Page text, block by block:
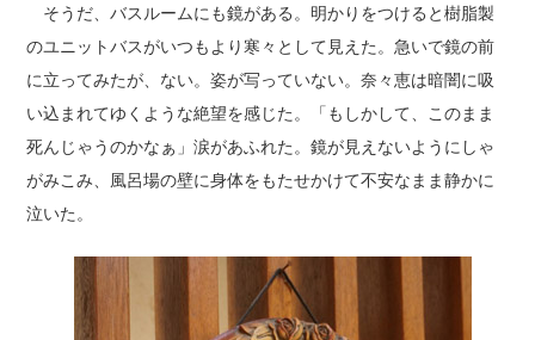
そうだ、バスルームにも鏡がある。明かりをつけると樹脂製
のユニットバスがいつもより寒々として見えた。急いで鏡の前
に立ってみたが、ない。姿が写っていない。奈々恵は暗闇に吸
い込まれてゆくような絶望を感じた。「もしかして、このまま
死んじゃうのかなぁ」涙があふれた。鏡が見えないようにしゃ
がみこみ、風呂場の壁に身体をもたせかけて不安なまま静かに
泣いた。